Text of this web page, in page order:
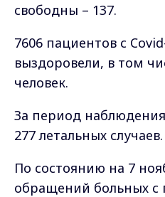
свободны – 137.
7606 пациентов с
выздоровели, в том
человек.
За период
277 летальных случаев.
По состоянию на 7
обращений больных с